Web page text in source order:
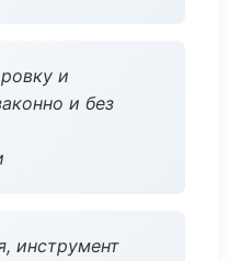
и
и без
инструмент